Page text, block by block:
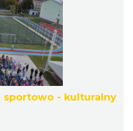
sportowo - kulturalny